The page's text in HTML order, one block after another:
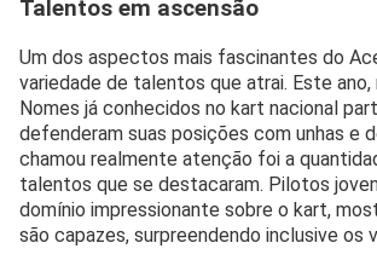
Talentos em ascensão
Um dos aspectos mais fascinantes do
variedade de talentos que atrai. Este
Nomes já conhecidos no kart nacional
defenderam suas posições com unhas e
chamou realmente atenção foi a
talentos que se destacaram. Pilotos
domínio impressionante sobre o kart,
são capazes, surpreendendo inclusive os